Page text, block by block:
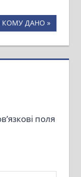
КОМУ ДАНО
поля